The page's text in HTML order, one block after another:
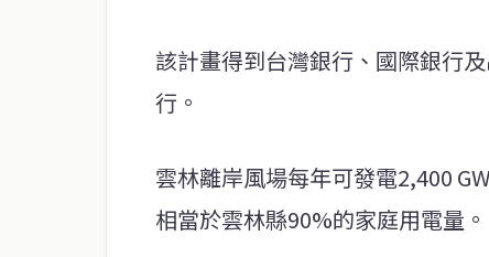
該計畫得到台灣銀行、國際銀行
行。
雲林離岸風場每年可發電2,400
相當於雲林縣90%的家庭用電量。